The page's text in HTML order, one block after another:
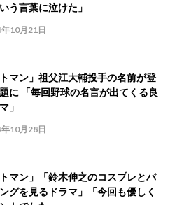
う言葉に泣けた」
10月21日
トマン」祖父江大輔投手の名前が登
に 「毎回野球の名言が出てくる良
」
10月28日
トマン」「鈴木伸之のコスプレとバ
グを見るドラマ」「今回も優しく